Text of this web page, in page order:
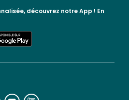
lien vers l'espace réseaux sociaux lien vers le blog la redoute
découvrez notre App ! En